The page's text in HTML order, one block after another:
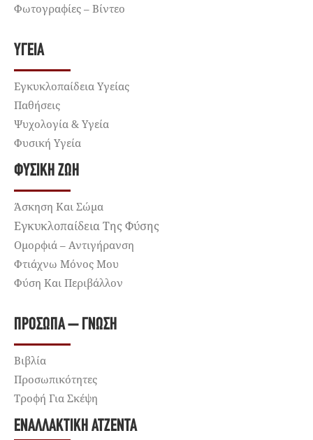
Φωτογραφίες – Βίντεο
ΥΓΕΊΑ
Εγκυκλοπαίδεια Υγείας
Παθήσεις
Ψυχολογία & Υγεία
Φυσική Υγεία
ΦΥΣΙΚΉ ΖΩΉ
Άσκηση Και Σώμα
Εγκυκλοπαίδεια Της Φύσης
Ομορφιά – Αντιγήρανση
Φτιάχνω Μόνος Μου
Φύση Και Περιβάλλον
ΠΡΌΣΩΠΑ – ΓΝΏΣΗ
Βιβλία
Προσωπικότητες
Τροφή Για Σκέψη
ΕΝΑΛΛΑΚΤΙΚΉ ΑΤΖΈΝΤΑ